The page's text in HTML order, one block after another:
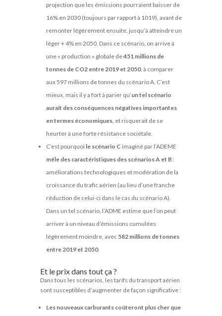
projection que les émissions pourraient baisser de
16% en 2030 (toujours par rapport à 1019), avant de
remonter légèrement ensuite, jusqu’à atteindre un
léger + 4% en 2050. Dans ce scénario, on arrive à
une « production » globale de451 millions de
tonnes de CO2 entre 2019 et 2050, à comparer
aux 597 millions de tonnes du scénario A. C’est
mieux, mais il y a fort à parier qu’un tel scénario
aurait des conséquences négatives importantes
en termes économiques, et risquerait de se
heurter à une forte résistance sociétale.
C’est pourquoi le scénario C imaginé par l’ADEME
mêle des caractéristiques des scénarios A et B :
améliorations technologiques et modération de la
croissance du trafic aérien (au lieu d’une franche
réduction de celui-ci dans le cas du scénario A).
Dans un tel scénario, l’ADME estime que l’on peut
arriver à un niveau d’émissions cumulées
légèrement moindre, avec582 millions de tonnes
entre 2019 et 2050.
Et le prix dans tout ça ?
Dans tous les scénarios, les tarifs du transport aérien
sont susceptibles d’augmenter de façon significative :
Les nouveaux carburants coûteront plus cher que